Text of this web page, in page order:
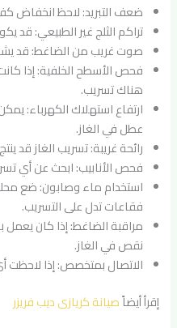
ضعف التبريد: لاحظ انخفاض
تراكم الثلج غير الطبيعي: قد
صوت غريب من الضاغط: قد
فحص الأسطح الخلفية: إذا
هناك تسريب.
ارتفاع استهلاك الكهرباء:
عطل في الغاز.
رائحة غريبة: تسريب الغاز قد
فحص الأنابيب: ابحث عن أي
استخدام ماء وصابون: ضع
فقاعات تدل على التسريب.
مراقبة الضاغط: إذا كان
نقص في الغاز.
الاتصال بمتخصص: إذا لاحظت
إقرأ أيضاًصيانة كريازى ديب فريزر